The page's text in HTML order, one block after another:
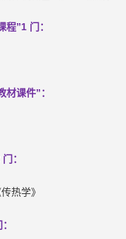
”1 门：
课件”：
：
热学》